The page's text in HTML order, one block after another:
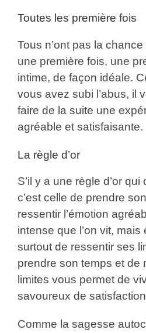
Toutes les première fois
Tous n’ont pas la
une première fois, une
intime, de façon idéale.
vous avez subi l’abus, il
faire de la suite une
agréable et satisfaisante.
La règle d’or
S’il y a une règle d’or
c’est celle de prendre
ressentir l’émotion
intense que l’on vit, mais
surtout de ressentir ses
prendre son temps et de
limites vous permet de
savoureux de
Comme la sagesse